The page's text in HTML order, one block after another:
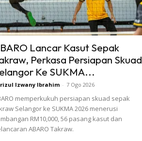
Lancar Kasut Sepak
Perkasa Persiapan Skuad
Ke SUKMA...
Izwany Ibrahim - 7 Ogo 2026
memperkukuh persiapan skuad sepak
Selangor ke SUKMA 2026 menerusi
RM10,000, 56 pasang kasut dan
ABARO Takraw.